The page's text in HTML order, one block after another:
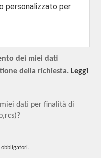
dei miei dati
della richiesta. Leggi
dati per finalità di
obbligatori.